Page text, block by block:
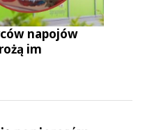
napojów
im